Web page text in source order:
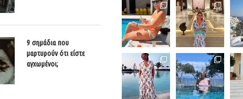
9 σημάδια που
μαρτυρούν ότι είστε
αγχωμένοι;